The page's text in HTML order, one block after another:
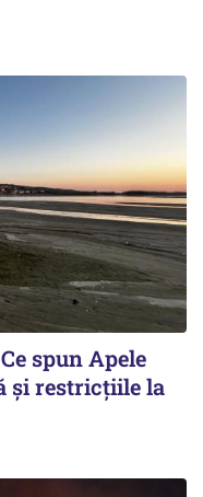
spun Apele
și restricțiile la